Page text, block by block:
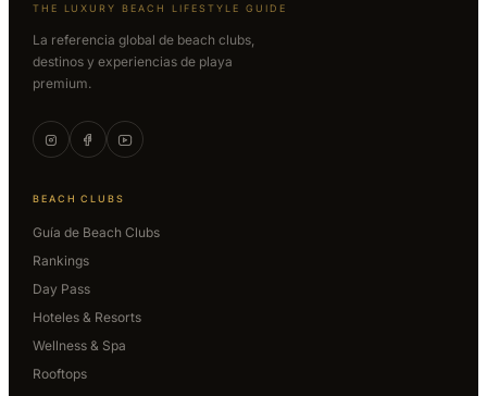
THE LUXURY BEACH LIFESTYLE GUIDE
La referencia global de beach clubs,
destinos y experiencias de playa
premium.
BEACH CLUBS
Guía de Beach Clubs
Rankings
Day Pass
Hoteles & Resorts
Wellness & Spa
Rooftops